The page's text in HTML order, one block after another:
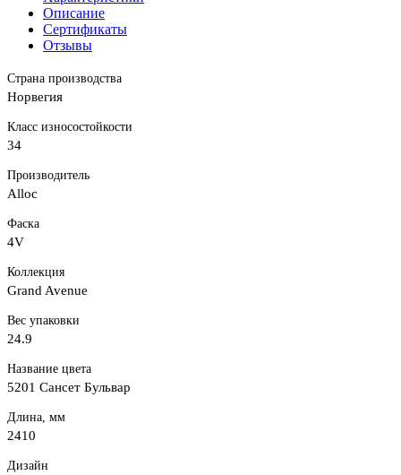
Описание
Сертификаты
Отзывы
Страна производства
Норвегия
Класс износостойкости
34
Производитель
Alloc
Фаска
4V
Коллекция
Grand Avenue
Вес упаковки
24.9
Название цвета
5201 Сансет Бульвар
Длина, мм
2410
Дизайн